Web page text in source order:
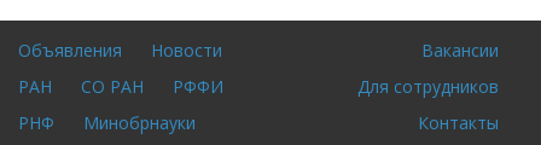
menu
Объявления
Новости
РАН
СО РАН
РФФИ
РНФ
Минобрнауки
Вакансии
Для сотрудников
Контакты